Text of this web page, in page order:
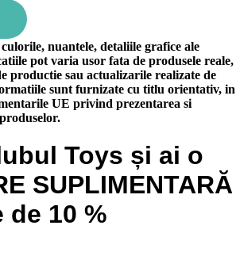
134.00 lei.
121.00 lei.
nuantele, detaliile grafice ale
pot varia usor fata de produsele reale,
productie sau actualizarile realizate de
sunt furnizate cu titlu orientativ, in
UE privind prezentarea si
Toys și ai o
SUPLIMENTARĂ
de 10 %